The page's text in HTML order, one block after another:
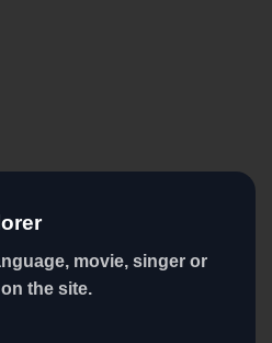
movie, singer or
the site.